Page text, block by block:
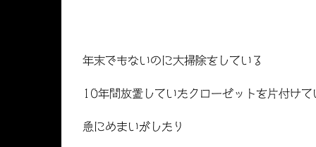
年末でもないのに大掃除をしている
10年間放置していたクローゼットを片付けて
急にめまいがしたり